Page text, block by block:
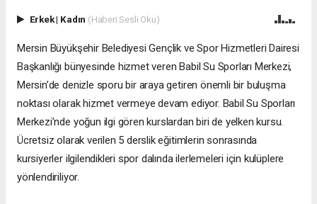
Erkek| Kadın (Haberi Sesli Oku)
Mersin Büyükşehir Belediyesi Gençlik ve Spor Hizmetleri Dairesi
Başkanlığı bünyesinde hizmet veren Babil Su Sporları Merkezi,
Mersin’de denizle sporu bir araya getiren önemli bir buluşma
noktası olarak hizmet vermeye devam ediyor. Babil Su Sporları
Merkezi’nde yoğun ilgi gören kurslardan biri de yelken kursu.
Ücretsiz olarak verilen 5 derslik eğitimlerin sonrasında
kursiyerler ilgilendikleri spor dalında ilerlemeleri için kulüplere
yönlendiriliyor.